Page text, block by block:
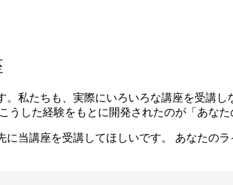
私たちも、実際にいろいろな講座を受講
うした経験をもとに開発されたのが「あなた
当講座を受講してほしいです。 あなたの